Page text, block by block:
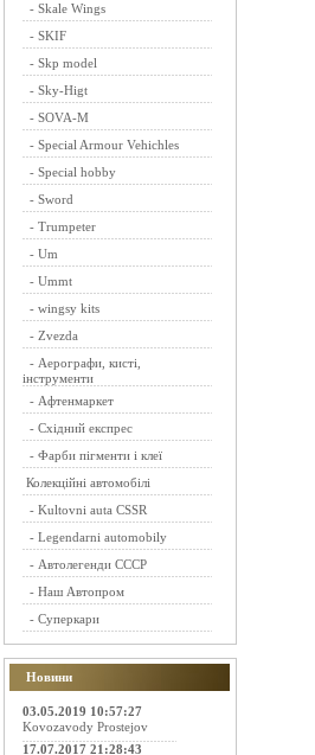
- Skale Wings
- SKIF
- Skp model
- Sky-Higt
- SOVA-M
- Special Armour Vehichles
- Special hobby
- Sword
- Trumpeter
- Um
- Ummt
- wingsy kits
- Zvezda
- Аерографи, кисті,
інструменти
- Афтенмаркет
- Східний експрес
- Фарби пігменти і клеї
Колекційні автомобілі
- Kultovni auta CSSR
- Legendarni automobily
- Автолегенди СССР
- Наш Автопром
- Суперкари
Новини
03.05.2019 10:57:27
Kovozavody Prostejov
17.07.2017 21:28:43